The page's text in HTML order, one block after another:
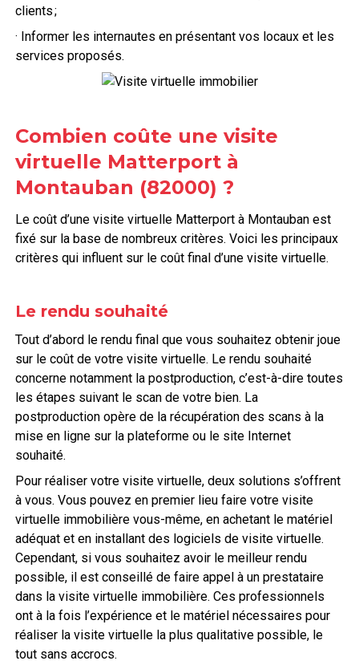
clients ;
· Informer les internautes en présentant vos locaux et les
services proposés.
Combien coûte une visite
virtuelle Matterport à
Montauban (82000) ?
Le coût d’une visite virtuelle Matterport à Montauban est
fixé sur la base de nombreux critères. Voici les principaux
critères qui influent sur le coût final d’une visite virtuelle.
Le rendu souhaité
Tout d’abord le rendu final que vous souhaitez obtenir joue
sur le coût de votre visite virtuelle. Le rendu souhaité
concerne notamment la postproduction, c’est-à-dire toutes
les étapes suivant le scan de votre bien. La
postproduction opère de la récupération des scans à la
mise en ligne sur la plateforme ou le site Internet
souhaité.
Pour réaliser votre visite virtuelle, deux solutions s’offrent
à vous. Vous pouvez en premier lieu faire votre visite
virtuelle immobilière vous-même, en achetant le matériel
adéquat et en installant des logiciels de visite virtuelle.
Cependant, si vous souhaitez avoir le meilleur rendu
possible, il est conseillé de faire appel à un prestataire
dans la visite virtuelle immobilière. Ces professionnels
ont à la fois l’expérience et le matériel nécessaires pour
réaliser la visite virtuelle la plus qualitative possible, le
tout sans accrocs.